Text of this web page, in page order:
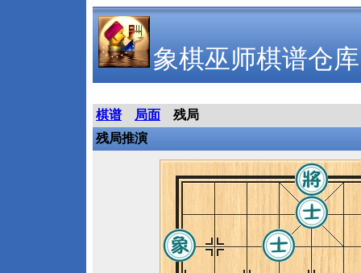
象棋巫师棋谱仓库
棋谱 局面
残局
残局推演